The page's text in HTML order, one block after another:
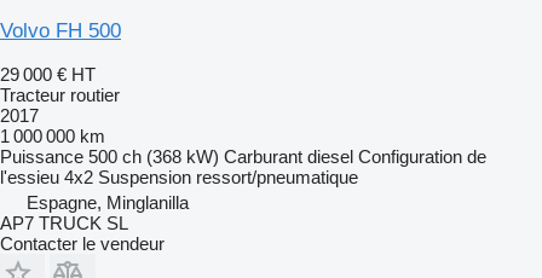
Volvo FH 500
29 000 € HT
Tracteur routier
2017
1 000 000 km
Puissance 500 ch (368 kW) Carburant diesel Configuration de
l'essieu 4x2 Suspension ressort/pneumatique
Espagne, Minglanilla
AP7 TRUCK SL
Contacter le vendeur